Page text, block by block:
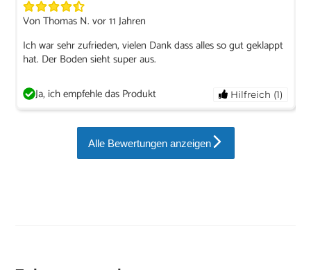
Von Thomas N. vor 11 Jahren
Ich war sehr zufrieden, vielen Dank dass alles so gut geklappt
hat. Der Boden sieht super aus.
Ja, ich empfehle das Produkt Hilfreich (1)
Alle Bewertungen anzeigen